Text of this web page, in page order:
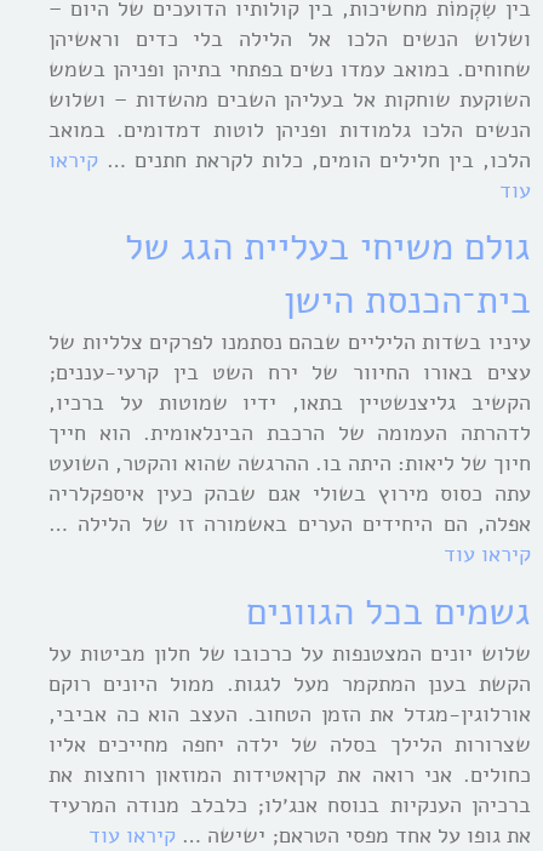
בין שִקְמוֹת מחשיכות, בין קולותיו הדועכים של היום –
ושלוש הנשים הלכו אל הלילה בלי כדים וראשיהן
שחוחים. במואב עמדו נשים בפתחי בתיהן ופניהן בשמש
השוקעת שוחקות אל בעליהן השבים מהשדות – ושלוש
הנשים הלכו גלמודות ופניהן לוטות דמדומים. במואב
הלכו, בין חלילים הומים, כלות לקראת חתנים … קיראו
עוד
גולם משיחי בעליית הגג של
בית־הכנסת הישן
עיניו בשדות הליליים שבהם נסתמנו לפרקים צלליות של
עצים באורו החיוור של ירח השט בין קרעי-עננים;
הקשיב גליצנשטיין בתאו, ידיו שמוטות על ברכיו,
לדהרתה העמומה של הרכבת הבינלאומית. הוא חייך
חיוך של ליאות: היתה בו. ההרגשה שהוא והקטר, השועט
עתה כסוס מירוץ בשולי אגם שבהק כעין איספקלריה
אפלה, הם היחידים הערים באשמורה זו של הלילה …
קיראו עוד
גשמים בכל הגוונים
שלוש יונים המצטנפות על כרכובו של חלון מביטות על
הקשת בענן המתקמר מעל לגגות. ממול היונים רוקם
אורלוגין-מגדל את הזמן הטחוב. העצב הוא כה אביבי,
שצרורות הלילך בסלה של ילדה יחפה מחייכים אליו
כחולים. אני רואה את קרןאטידות המוזאון רוחצות את
ברכיהן הענקיות בנוסח אנג׳לו; כלבלב מנודה המרעיד
את גופו על אחד מפסי הטראם; ישישה … קיראו עוד